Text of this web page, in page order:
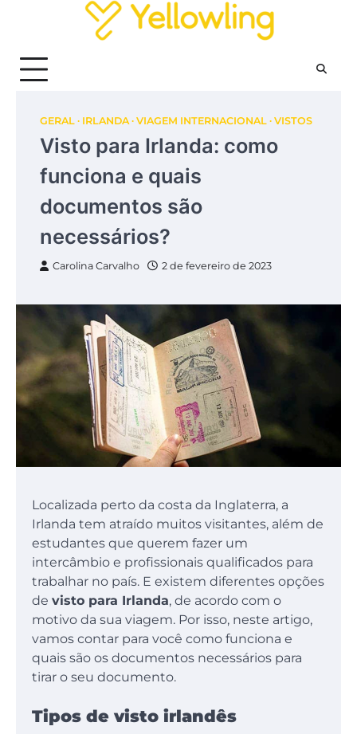
GERAL IRLANDA VIAGEM INTERNACIONAL VISTOS
Visto para Irlanda: como
funciona e quais
documentos são
necessários?
Carolina Carvalho 2 de fevereiro de 2023
Localizada perto da costa da Inglaterra, a
Irlanda tem atraído muitos visitantes, além de
estudantes que querem fazer um
intercâmbio e profissionais qualificados para
trabalhar no país. E existem diferentes opções
de visto para Irlanda, de acordo com o
motivo da sua viagem. Por isso, neste artigo,
vamos contar para você como funciona e
quais são os documentos necessários para
tirar o seu documento.
Tipos de visto irlandês